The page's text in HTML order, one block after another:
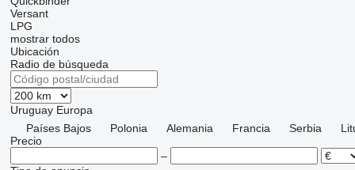
Versant
LPG
mostrar todos
Ubicación
Radio de búsqueda
Uruguay Europa
Países Bajos
Polonia Alemania Francia Serbia
Precio
–